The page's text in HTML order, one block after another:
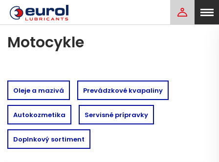
Motocykle
Oleje a mazivá Prevádzkové kvapaliny
Autokozmetika Servisné prípravky
Doplnkový sortiment